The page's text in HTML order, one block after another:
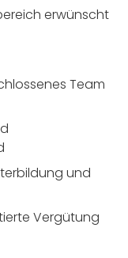
erwünscht
Team
und
Vergütung